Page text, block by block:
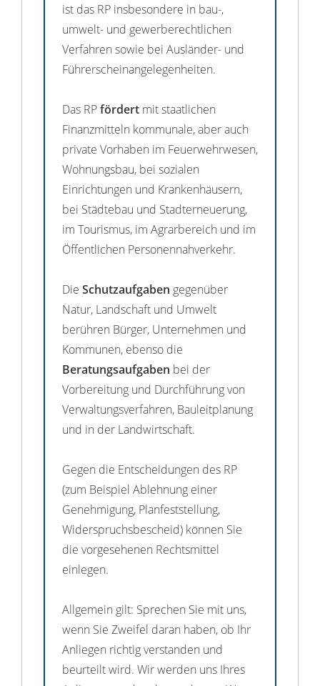
ist das RP insbesondere in bau-,
umwelt- und gewerberechtlichen
Verfahren sowie bei Ausländer- und
Führerscheinangelegenheiten.
Das RPfördert mit staatlichen
Finanzmitteln kommunale, aber auch
private Vorhaben im Feuerwehrwesen,
Wohnungsbau, bei sozialen
Einrichtungen und Krankenhäusern,
bei Städtebau und Stadterneuerung,
im Tourismus, im Agrarbereich und im
Öffentlichen Personennahverkehr.
Die Schutzaufgaben gegenüber
Natur, Landschaft und Umwelt
berühren Bürger, Unternehmen und
Kommunen, ebenso die
Beratungsaufgaben bei der
Vorbereitung und Durchführung von
Verwaltungsverfahren, Bauleitplanung
und in der Landwirtschaft.
Gegen die Entscheidungen des RP
(zum Beispiel Ablehnung einer
Genehmigung, Planfeststellung,
Widerspruchsbescheid) können Sie
die vorgesehenen Rechtsmittel
einlegen.
Allgemein gilt: Sprechen Sie mit uns,
wenn Sie Zweifel daran haben, ob Ihr
Anliegen richtig verstanden und
beurteilt wird. Wir werden uns Ihres